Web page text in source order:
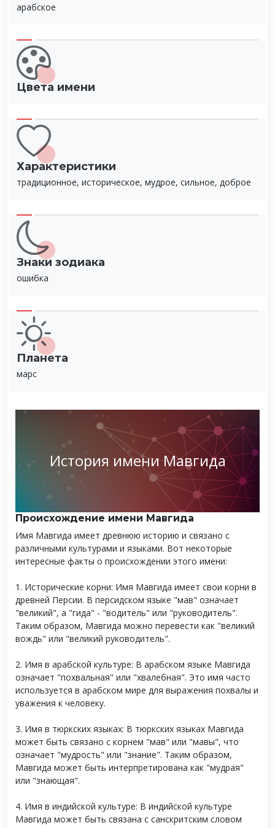
арабское
Цвета имени
Характеристики
традиционное, историческое, мудрое, сильное, доброе
Знаки зодиака
ошибка
Планета
марс
История имени Мавгида
Происхождение имени Мавгида
Имя Мавгида имеет древнюю историю и связано с
различными культурами и языками. Вот некоторые
интересные факты о происхождении этого имени:
1. Исторические корни: Имя Мавгида имеет свои корни в
древней Персии. В персидском языке "мав" означает
"великий", а "гида" - "водитель" или "руководитель".
Таким образом, Мавгида можно перевести как "великий
вождь" или "великий руководитель".
2. Имя в арабской культуре: В арабском языке Мавгида
означает "похвальная" или "хвалебная". Это имя часто
используется в арабском мире для выражения похвалы и
уважения к человеку.
3. Имя в тюркских языках: В тюркских языках Мавгида
может быть связано с корнем "мав" или "мавы", что
означает "мудрость" или "знание". Таким образом,
Мавгида может быть интерпретирована как "мудрая"
или "знающая".
4. Имя в индийской культуре: В индийской культуре
Мавгида может быть связана с санскритским словом